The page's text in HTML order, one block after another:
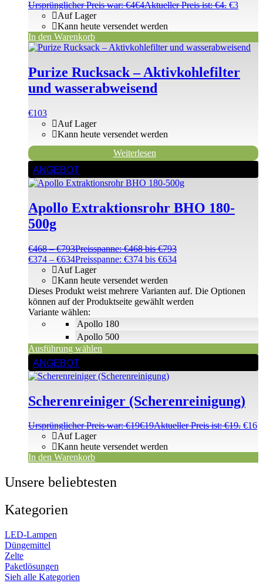
Ursprünglicher Preis war: €4€4Aktueller Preis ist: €4. €3
Auf Lager
Kann heute versendet werden
In den Warenkorb
Purize Rucksack – Aktivkohlefilter
und wasserabweisend
€103
Auf Lager
Kann heute versendet werden
Weiterlesen
ANGEBOT
Apollo Extraktionsrohr BHO 180-
500g
€468 –€793Preisspanne: €468 bis €793
€374 – €634Preisspanne: €374 bis €634
Apollo 180
Apollo 500
Auf Lager
Kann heute versendet werden
Variante wählen:
Ausführung wählen
Dieses Produkt weist mehrere Varianten auf. Die Optionen
können auf der Produktseite gewählt werden
ANGEBOT
Scherenreiniger (Scherenreinigung)
Ursprünglicher Preis war: €19€19Aktueller Preis ist: €19. €16
Auf Lager
Kann heute versendet werden
In den Warenkorb
Unsere beliebtesten
Kategorien
LED-Lampen
Düngemittel
Zelte
Paketlösungen
Sieh alle Kategorien